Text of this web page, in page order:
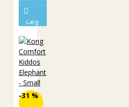
Læg
kurv
-31 %